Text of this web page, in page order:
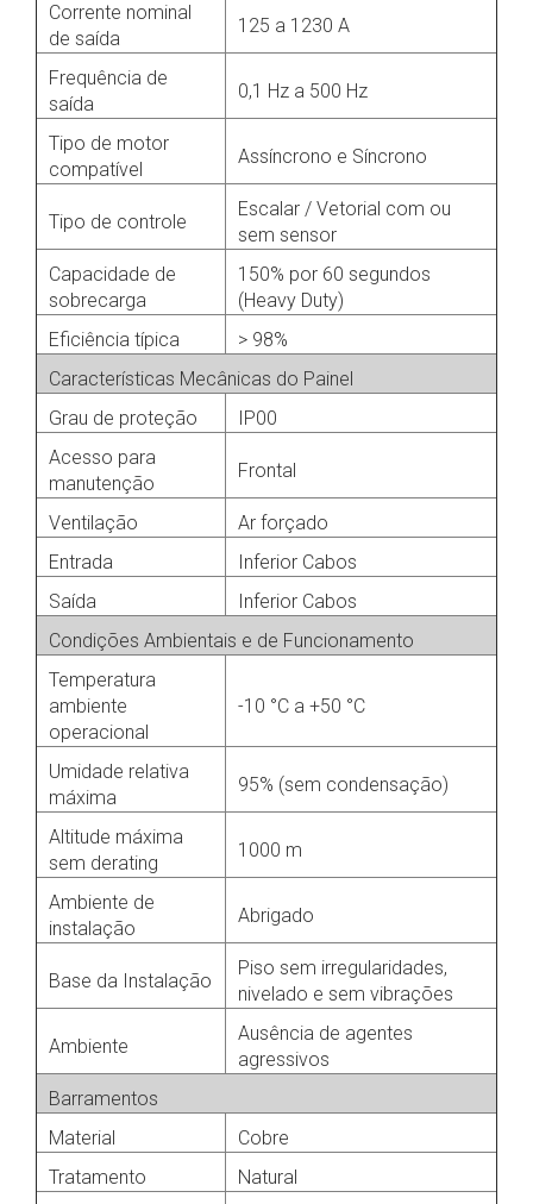
Corrente nominal
de saída
125 a 1230 A
Frequência de
saída
0,1 Hz a 500 Hz
Tipo de motor
compatível
Assíncrono e Síncrono
Tipo de controle
Escalar / Vetorial com ou
sem sensor
Capacidade de
sobrecarga
150% por 60 segundos
(Heavy Duty)
Eficiência típica
> 98%
Características Mecânicas do Painel
Grau de proteção
IP00
Acesso para
manutenção
Frontal
Ventilação
Ar forçado
Entrada
Inferior Cabos
Saída
Inferior Cabos
Condições Ambientais e de Funcionamento
Temperatura
ambiente
operacional
-10 °C a +50 °C
Umidade relativa
máxima
95% (sem condensação)
Altitude máxima
sem derating
1000 m
Ambiente de
instalação
Abrigado
Base da Instalação
Piso sem irregularidades,
nivelado e sem vibrações
Ambiente
Ausência de agentes
agressivos
Barramentos
Material
Cobre
Tratamento
Natural